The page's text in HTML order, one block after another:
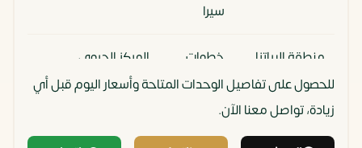
سيرا
منطقة البياتزا
(Piazza)
خطوات
معدودة
المركز الحيوي
للمطاعم والكافيهات
للحصول على تفاصيل الوحدات المتاحة وأسعار اليوم قبل أي
زيادة، تواصل معنا الآن.